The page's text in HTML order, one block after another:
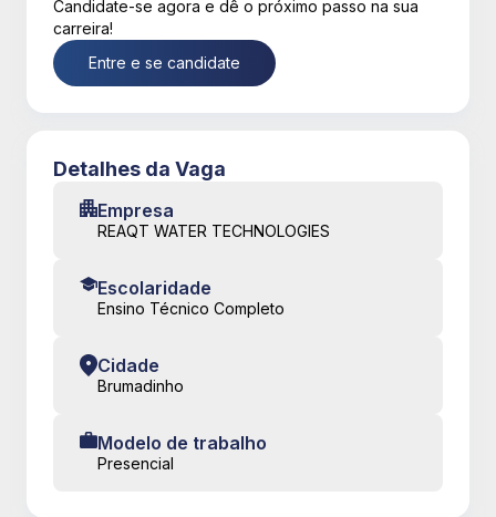
Candidate-se agora e dê o próximo passo na sua
carreira!
Entre e se candidate
Detalhes da Vaga
Empresa
REAQT WATER TECHNOLOGIES
Escolaridade
Ensino Técnico Completo
Cidade
Brumadinho
Modelo de trabalho
Presencial